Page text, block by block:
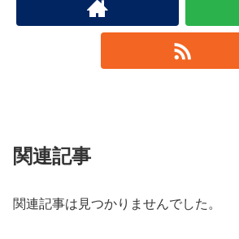
関連記事
関連記事は見つかりませんでした。